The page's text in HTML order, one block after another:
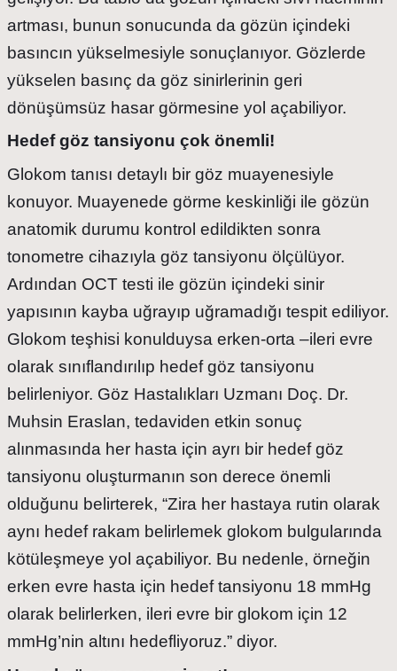
artması, bunun sonucunda da gözün içindeki
basıncın yükselmesiyle sonuçlanıyor. Gözlerde
yükselen basınç da göz sinirlerinin geri
dönüşümsüz hasar görmesine yol açabiliyor.
Hedef göz tansiyonu çok önemli!
Glokom tanısı detaylı bir göz muayenesiyle
konuyor. Muayenede görme keskinliği ile gözün
anatomik durumu kontrol edildikten sonra
tonometre cihazıyla göz tansiyonu ölçülüyor.
Ardından OCT testi ile gözün içindeki sinir
yapısının kayba uğrayıp uğramadığı tespit ediliyor.
Glokom teşhisi konulduysa erken-orta –ileri evre
olarak sınıflandırılıp hedef göz tansiyonu
belirleniyor. Göz Hastalıkları Uzmanı Doç. Dr.
Muhsin Eraslan, tedaviden etkin sonuç
alınmasında her hasta için ayrı bir hedef göz
tansiyonu oluşturmanın son derece önemli
olduğunu belirterek, “Zira her hastaya rutin olarak
aynı hedef rakam belirlemek glokom bulgularında
kötüleşmeye yol açabiliyor. Bu nedenle, örneğin
erken evre hasta için hedef tansiyonu 18 mmHg
olarak belirlerken, ileri evre bir glokom için 12
mmHg’nin altını hedefliyoruz.” diyor.